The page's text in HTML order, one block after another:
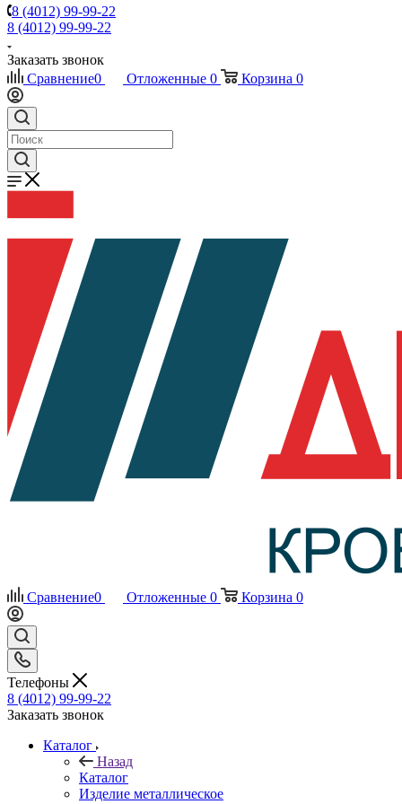
8 (4012) 99-99-22
8 (4012) 99-99-22
Заказать звонок
Сравнение0 Отложенные 0 Корзина 0
Сравнение0 Отложенные 0 Корзина 0
Телефоны
8 (4012) 99-99-22
Заказать звонок
Каталог
Назад
Каталог
Изделие металлическое